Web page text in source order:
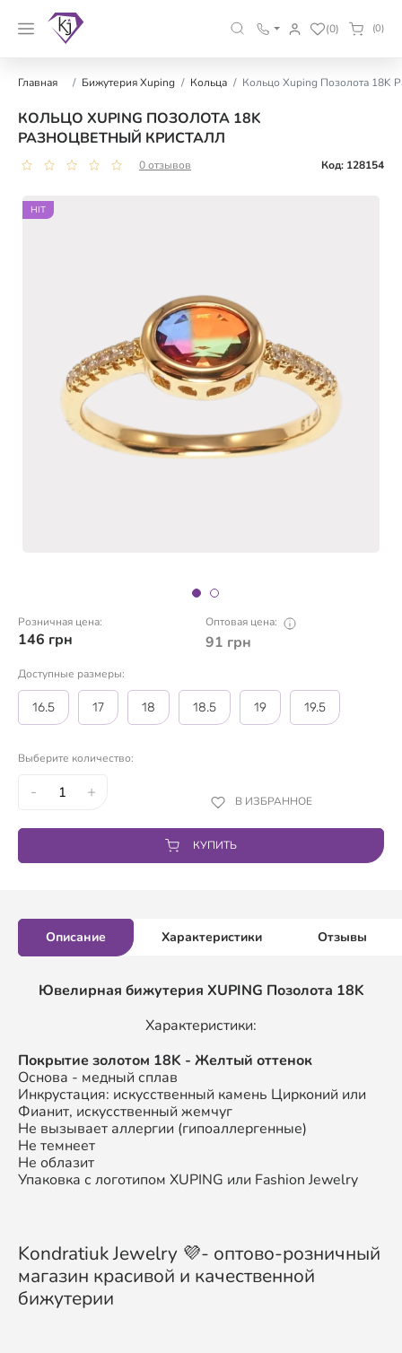
(0) (0)
Главная Бижутерия Xuping Кольца Кольцо Xuping Позолота 18K
КОЛЬЦО XUPING ПОЗОЛОТА 18K
РАЗНОЦВЕТНЫЙ КРИСТАЛЛ
0 отзывов Код: 128154
HIT
HIT
Розничная цена:
146 грн
Оптовая цена:
91 грн
Доступные размеры:
16.5 17 18 18.5 19 19.5
Выберите количество:
- + В ИЗБРАННОЕ
КУПИТЬ
Описание Характеристики Отзывы
Ювелирная бижутерия XUPING Позолота 18K
Характеристики:
Покрытие золотом 18K - Желтый оттенок
Основа - медный сплав
Инкрустация: искусственный камень Цирконий или
Фианит, искусственный жемчуг
Не вызывает аллергии (гипоаллергенные)
Не темнеет
Не облазит
Упаковка с логотипом XUPING или Fashion Jewelry
Kondratiuk Jewelry 💜- оптово-розничный
магазин красивой и качественной
бижутерии